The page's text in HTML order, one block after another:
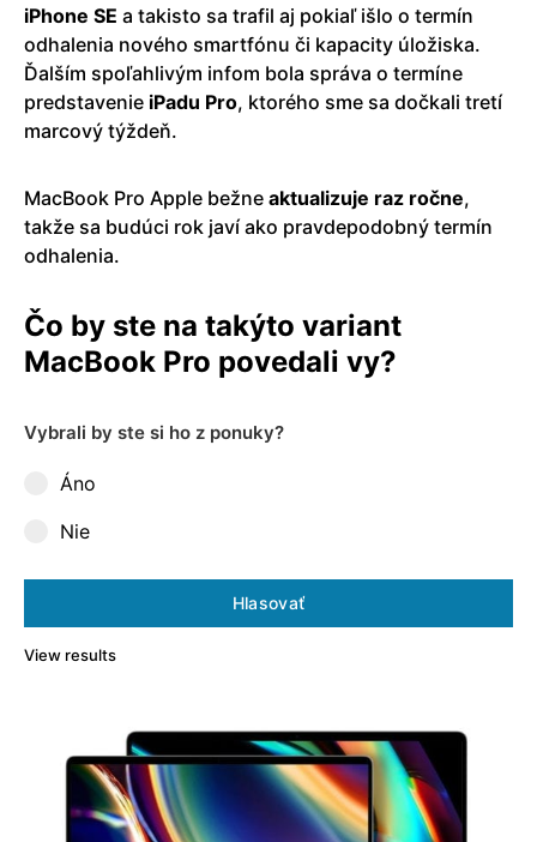
iPhone SE a takisto sa trafil aj pokiaľ išlo o termín
odhalenia nového smartfónu či kapacity úložiska.
Ďalším spoľahlivým infom bola správa o termíne
predstavenie iPadu Pro, ktorého sme sa dočkali tretí
marcový týždeň.
MacBook Pro Apple bežne aktualizuje raz ročne,
takže sa budúci rok javí ako pravdepodobný termín
odhalenia.
Čo by ste na takýto variant
MacBook Pro povedali vy?
Vybrali by ste si ho z ponuky?
Áno
Nie
Hlasovať
View results